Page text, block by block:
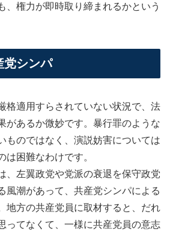
、権力が即時取り締まれるかという
党シンパ
格適用すらされていない状況で、法
があるか微妙です。暴行罪のような
ものではなく、演説妨害については
は困難なわけです。
左翼政党や党派の衰退を保守政党
風潮があって、共産党シンパによる
地方の共産党員に取材すると、だれ
ってなくて、一様に共産党員の意志